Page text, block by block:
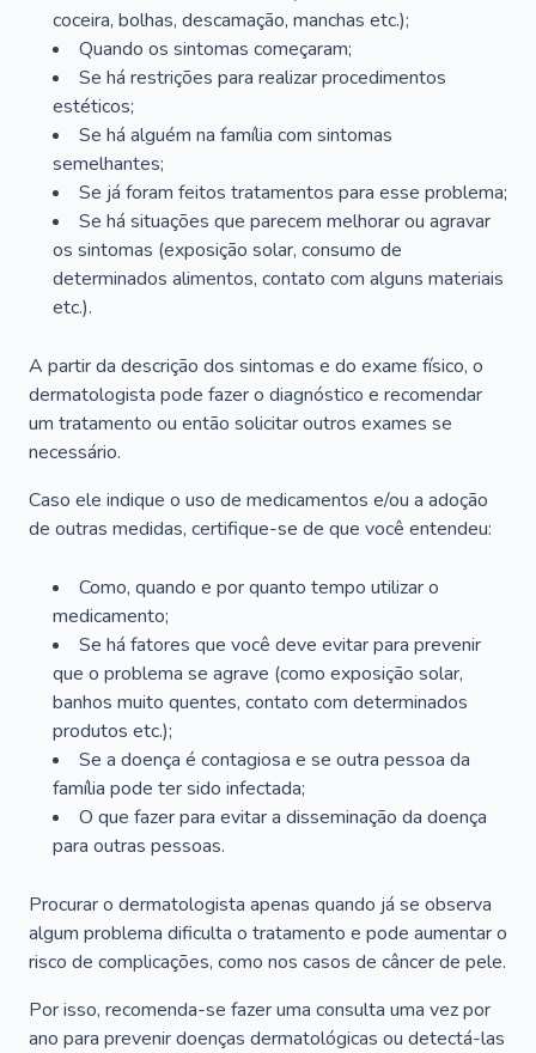
coceira, bolhas, descamação, manchas etc.);
Quando os sintomas começaram;
Se há restrições para realizar procedimentos
estéticos;
Se há alguém na família com sintomas
semelhantes;
Se já foram feitos tratamentos para esse problema;
Se há situações que parecem melhorar ou agravar
os sintomas (exposição solar, consumo de
determinados alimentos, contato com alguns materiais
etc.).
A partir da descrição dos sintomas e do exame físico, o
dermatologista pode fazer o diagnóstico e recomendar
um tratamento ou então solicitar outros exames se
necessário.
Caso ele indique o uso de medicamentos e/ou a adoção
de outras medidas, certifique-se de que você entendeu:
Como, quando e por quanto tempo utilizar o
medicamento;
Se há fatores que você deve evitar para prevenir
que o problema se agrave (como exposição solar,
banhos muito quentes, contato com determinados
produtos etc.);
Se a doença é contagiosa e se outra pessoa da
família pode ter sido infectada;
O que fazer para evitar a disseminação da doença
para outras pessoas.
Procurar o dermatologista apenas quando já se observa
algum problema dificulta o tratamento e pode aumentar o
risco de complicações, como nos casos de câncer de pele.
Por isso, recomenda-se fazer uma consulta uma vez por
ano para prevenir doenças dermatológicas ou detectá-las